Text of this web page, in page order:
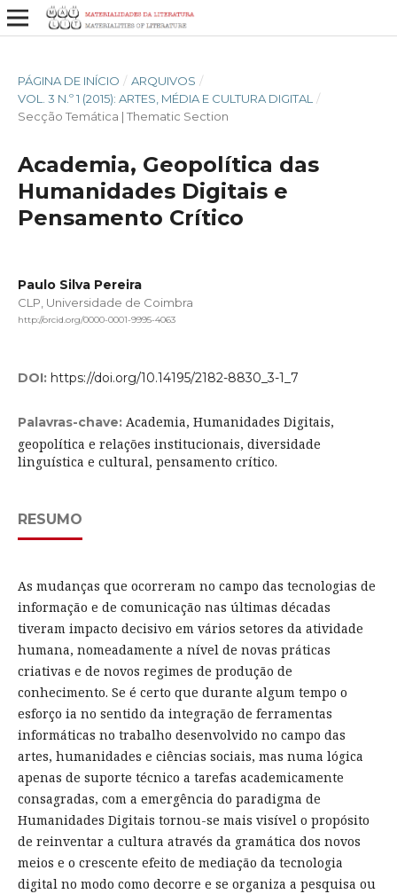
PÁGINA DE INÍCIO / ARQUIVOS /
VOL. 3 N.º 1 (2015): ARTES, MÉDIA E CULTURA DIGITAL
/
Secção Temática | Thematic Section
Academia, Geopolítica das
Humanidades Digitais e
Pensamento Crítico
Paulo Silva Pereira
CLP, Universidade de Coimbra
http://orcid.org/0000-0001-9995-4063
DOI: https://doi.org/10.14195/2182-8830_3-1_7
Palavras-chave: Academia, Humanidades Digitais,
geopolítica e relações institucionais, diversidade
linguística e cultural, pensamento crítico.
RESUMO
As mudanças que ocorreram no campo das tecnologias de
informação e de comunicação nas últimas décadas
tiveram impacto decisivo em vários setores da atividade
humana, nomeadamente a nível de novas práticas
criativas e de novos regimes de produção de
conhecimento. Se é certo que durante algum tempo o
esforço ia no sentido da integração de ferramentas
informáticas no trabalho desenvolvido no campo das
artes, humanidades e ciências sociais, mas numa lógica
apenas de suporte técnico a tarefas academicamente
consagradas, com a emergência do paradigma de
Humanidades Digitais tornou-se mais visível o propósito
de reinventar a cultura através da gramática dos novos
meios e o crescente efeito de mediação da tecnologia
digital no modo como decorre e se organiza a pesquisa ou